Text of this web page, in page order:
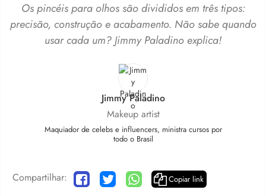
Os pincéis para olhos são divididos em três tipos:
precisão, construção e acabamento. Não sabe quando
usar cada um? Jimmy Paladino explica!
Jimmy Paladino
Makeup artist
Maquiador de celebs e influencers, ministra cursos por
todo o Brasil
Compartilhar: Copiar link